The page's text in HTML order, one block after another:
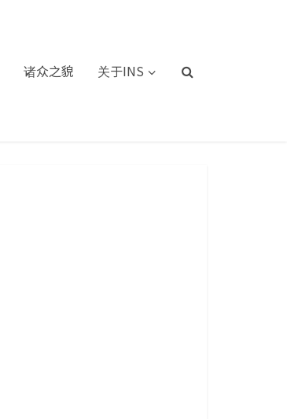
诸众之貌 关于INS